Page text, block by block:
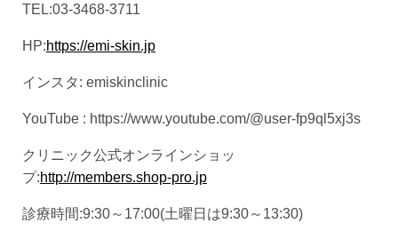
TEL:03-3468-3711
HP:https://emi-skin.jp
インスタ: emiskinclinic
YouTube : https://www.youtube.com/@user-fp9ql5xj3s
クリニック公式オンラインショッ
プ:http://members.shop-pro.jp
診療時間:9:30～17:00(土曜日は9:30～13:30)